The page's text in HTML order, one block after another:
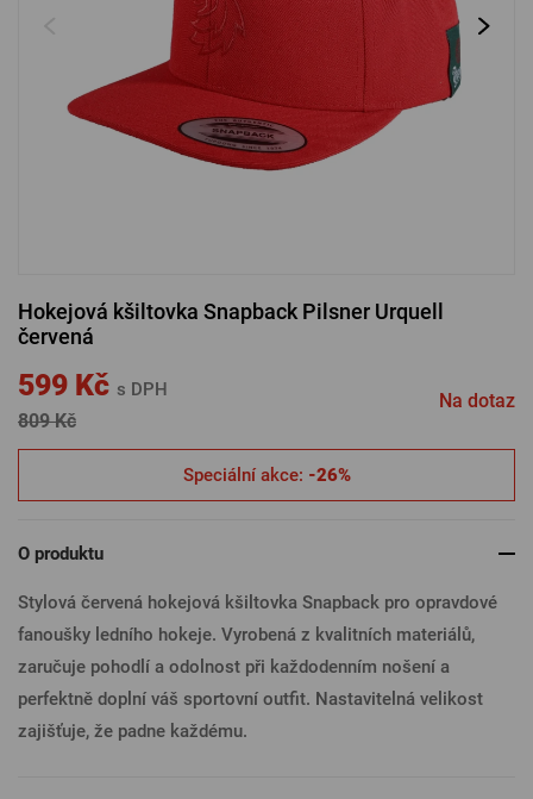
Zapomenuté heslo Nová registrace
PŘIHLÁSIT PŘES FACEBOOK
Hokejová kšiltovka Snapback Pilsner Urquell
červená
809 Kč
599 Kč s DPH Na dotaz
Speciální akce: -26%
O produktu
Stylová červená hokejová kšiltovka Snapback pro opravdové
fanoušky ledního hokeje. Vyrobená z kvalitních materiálů,
zaručuje pohodlí a odolnost při každodenním nošení a
perfektně doplní váš sportovní outfit. Nastavitelná velikost
zajišťuje, že padne každému.